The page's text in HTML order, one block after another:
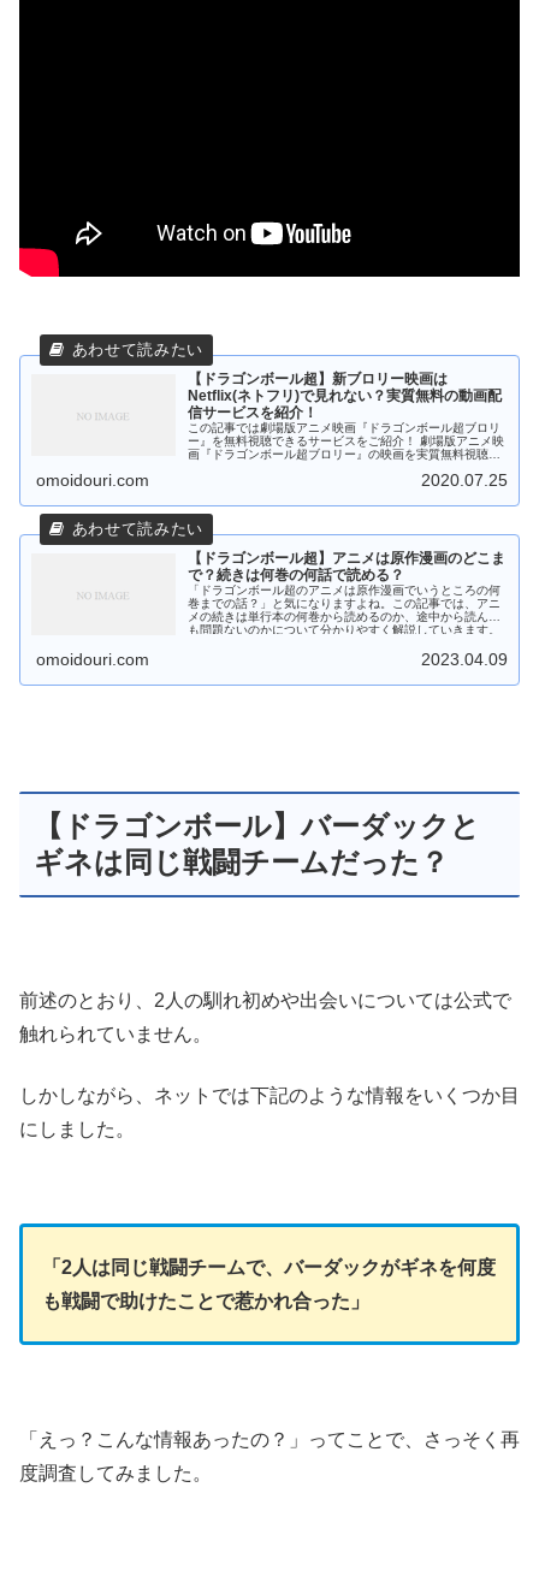
【ドラゴンボール超】新ブロリー映画は
Netflix(ネトフリ)で見れない？実質無料の動画配
信サービスを紹介！
この記事では劇場版アニメ映画『ドラゴンボール超ブロリ
ー』を無料視聴できるサービスをご紹介！ 劇場版アニメ映
画『ドラゴンボール超ブロリー』の映画を実質無料視聴で
omoidouri.com 2020.07.25
【ドラゴンボール超】アニメは原作漫画のどこま
で？続きは何巻の何話で読める？
「ドラゴンボール超のアニメは原作漫画でいうところの何
巻までの話？」と気になりますよね。この記事では、アニ
メの続きは単行本の何巻から読めるのか、途中から読んで
も問題ないのかについて分かりやすく解説していきます。
omoidouri.com 2023.04.09
【ドラゴンボール】バーダックと
ギネは同じ戦闘チームだった？
前述のとおり、2人の馴れ初めや出会いについては公式で
触れられていません。
しかしながら、ネットでは下記のような情報をいくつか目
にしました。
「2人は同じ戦闘チームで、バーダックがギネを何度
も戦闘で助けたことで惹かれ合った」
「えっ？こんな情報あったの？」ってことで、さっそく再
度調査してみました。